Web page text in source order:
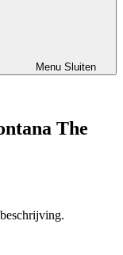
Menu Sluiten
The